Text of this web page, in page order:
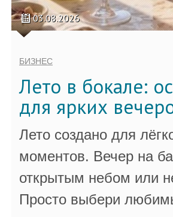
03.08.2026
БИЗНЕС
Лето в бокале:
для ярких
Лето создано для
моментов. Вечер на
открытым небом или
Просто выбери